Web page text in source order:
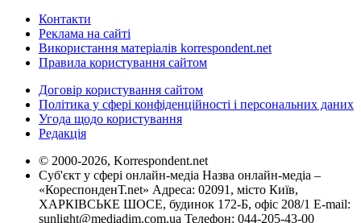
Контакти
Реклама на сайті
Використання матеріалів korrespondent.net
Правила користування сайтом
Договір користування сайтом
Політика у сфері конфіденційності і персональних даних
Угода щодо користування
Редакція
© 2000-2026, Korrespondent.net
Суб'єкт у сфері онлайн-медіа Назва онлайн-медіа –
«КореспонденТ.net» Адреса: 02091, місто Київ,
ХАРКІВСЬКЕ ШОСЕ, будинок 172-Б, офіс 208/1 E-mail:
sunlight@mediadim.com.ua Телефон: 044-205-43-00